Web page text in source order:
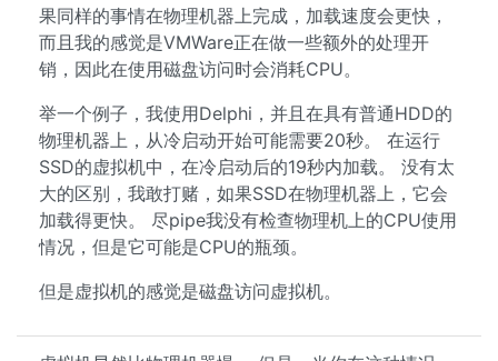
果同样的事情在物理机器上完成，加载速度会更快，
而且我的感觉是VMWare正在做一些额外的处理开
销，因此在使用磁盘访问时会消耗CPU。
举一个例子，我使用Delphi，并且在具有普通HDD的
物理机器上，从冷启动开始可能需要20秒。 在运行
SSD的虚拟机中，在冷启动后的19秒内加载。 没有太
大的区别，我敢打赌，如果SSD在物理机器上，它会
加载得更快。 尽pipe我没有检查物理机上的CPU使用
情况，但是它可能是CPU的瓶颈。
但是虚拟机的感觉是磁盘访问虚拟机。